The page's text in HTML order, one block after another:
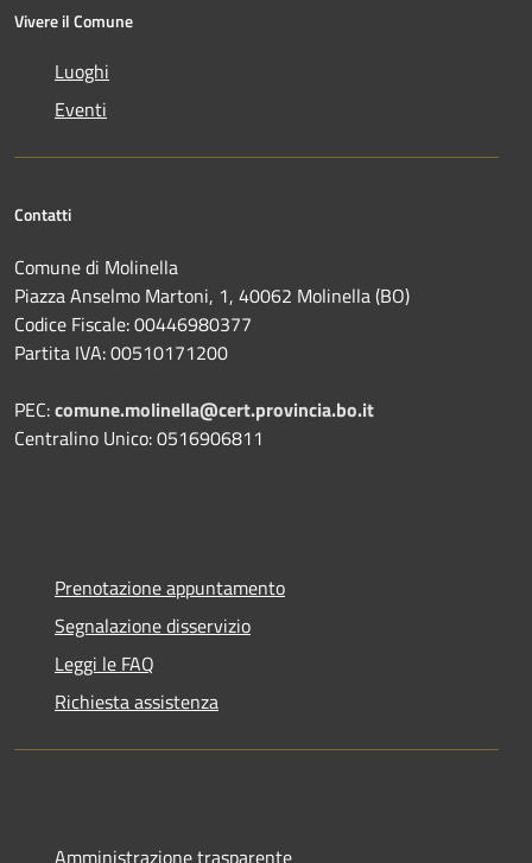
Vivere il Comune
Luoghi
Eventi
Contatti
Comune di Molinella
Piazza Anselmo Martoni, 1, 40062 Molinella (BO)
Codice Fiscale: 00446980377
Partita IVA: 00510171200
PEC:comune.molinella@cert.provincia.bo.it
Centralino Unico: 0516906811
Prenotazione appuntamento
Segnalazione disservizio
Leggi le FAQ
Richiesta assistenza